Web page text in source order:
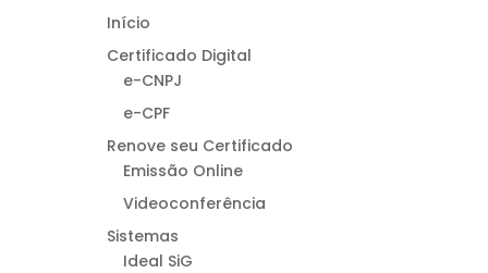
Início
Certificado Digital
e-CNPJ
e-CPF
Renove seu Certificado
Emissão Online
Videoconferência
Sistemas
Ideal SiG